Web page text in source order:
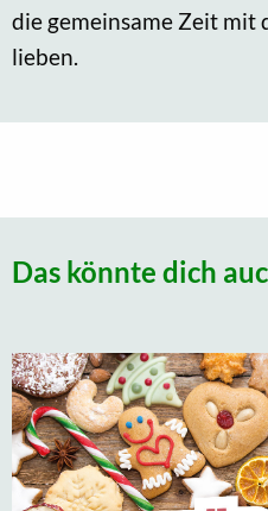
die gemeinsame Zeit mit
lieben.
Das könnte dich